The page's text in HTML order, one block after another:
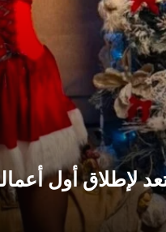
لإطلاق أول